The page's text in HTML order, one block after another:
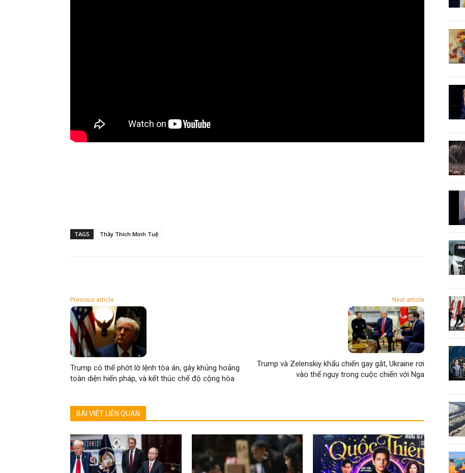
TAGS Thầy Thích Minh Tuệ
Previous article
Trump có thể phớt lờ lệnh tòa án, gây khủng hoảng
toàn diện hiến pháp, và kết thúc chế độ cộng hòa
Next article
Trump và Zelenskiy khẩu chiến gay gắt, Ukraine rơi
vào thế nguy trong cuộc chiến với Nga
BÀI VIẾT LIÊN QUAN